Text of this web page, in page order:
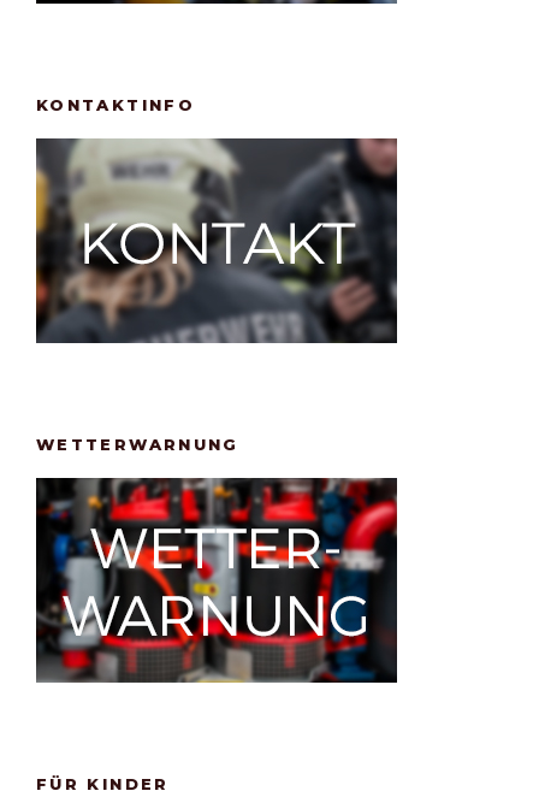
KONTAKTINFO
WETTERWARNUNG
FÜR KINDER